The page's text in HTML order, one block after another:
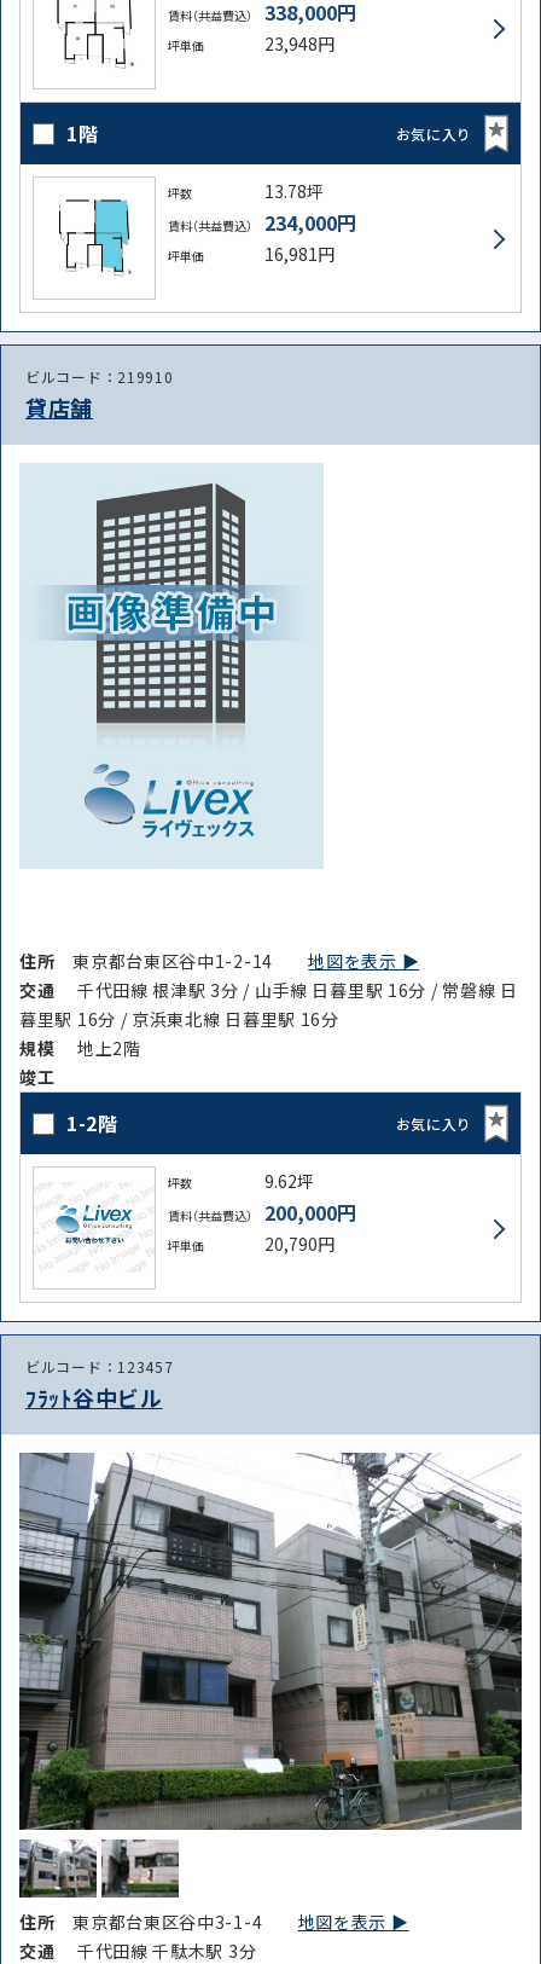
賃料（共益費込） 338,000円
坪単価 23,948円
1階 お気に入り
坪数 13.78坪
賃料（共益費込） 234,000円
坪単価 16,981円
ビルコード：219910
貸店舗
住所東京都台東区谷中1-2-14地図を表示 ▶︎
交通
千代田線 根津駅 3分 / 山手線 日暮里駅 16分 / 常磐線 日
暮里駅 16分 / 京浜東北線 日暮里駅 16分
規模
地上2階
竣⼯
1-2階 お気に入り
坪数 9.62坪
賃料（共益費込） 200,000円
坪単価 20,790円
ビルコード：123457
ﾌﾗｯﾄ谷中ビル
住所東京都台東区谷中3-1-4 地図を表示 ▶︎
交通
千代田線 千駄木駅 3分